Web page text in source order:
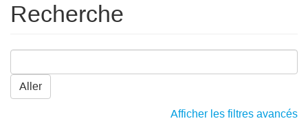
Recherche
Aller
Afficher les filtres avancés